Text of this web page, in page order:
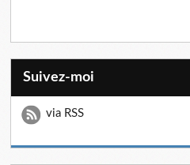
Suivez-moi
via RSS